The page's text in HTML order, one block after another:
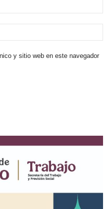
y sitio web en este navegador